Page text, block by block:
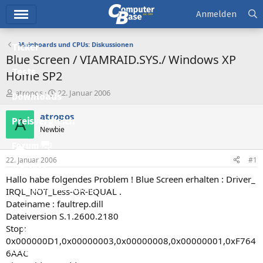
Ticker
Tests
Downloads
Preisvergleich
Forum
Aktuelles
Empfohlene Inhalte
Neue Beiträge
Neueste Aktivitäten
Leserartikel
Anmelden
Mainboards und CPUs: Diskussionen
Blue Screen / VIAMRAID.SYS./ Windows XP
Home SP2
E
r
s
t
e
r
atropos
E
r
s
t
e
t
a
m
22. Januar 2006
A atropos
Newbie
22. Januar 2006 #1
Hallo habe folgendes Problem ! Blue Screen erhalten : Driver_
IRQL_NOT_Less-OR-EQUAL .
Dateiname : faultrep.dill
Dateiversion S.1.2600.2180
Stop:
0x000000D1,0x00000003,0x00000008,0x00000001,0xF764
6AAC